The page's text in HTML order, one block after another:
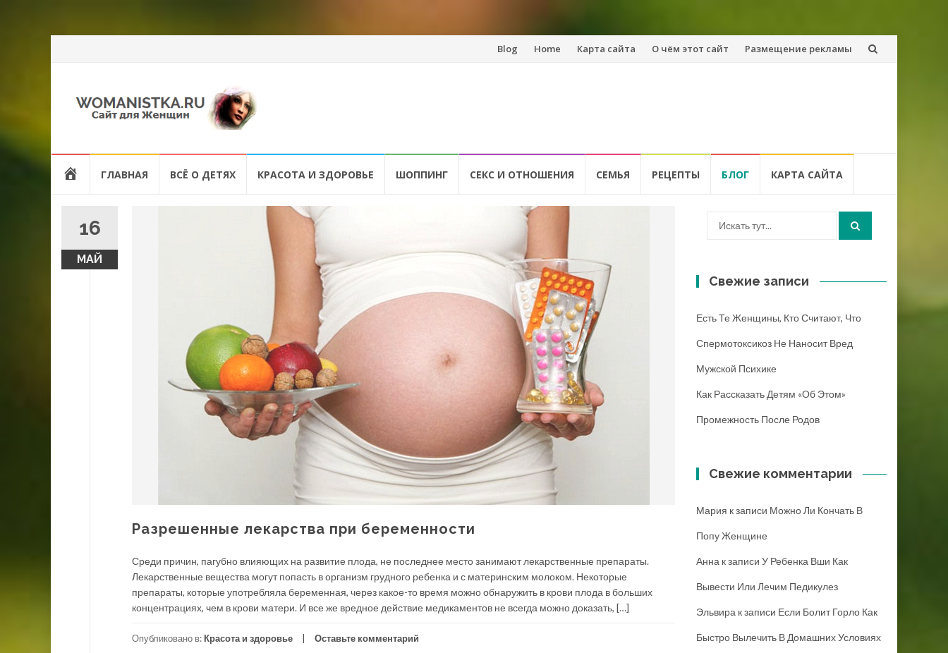
Перейти
Blog Home Карта сайта О чём этот сайт Размещение рекламы
HOMEГЛАВНАЯ ВСЁ О ДЕТЯХ КРАСОТА И ЗДОРОВЬЕ ШОППИНГ СЕКС И ОТНОШЕНИЯ СЕМЬЯ РЕЦЕПТЫ БЛОГ КАРТА САЙТА
16
МАЙ
Разрешенные лекарства при беременности
Среди причин, пагубно влияющих на развитие плода, не послед­нее место занимают лекарственные препараты.
Лекарственные вещества могут попасть в организм грудного ребенка и с материнским молоком. Некоторые
препараты, которые употребляла беременная, через какое-то время можно обнаружить в крови плода в больших
концентрациях, чем в крови матери. И все же вредное действие медикаментов не всегда можно дока­зать, […]
Опубликовано в: Красота и здоровье Оставьте комментарий
Свежие записи
Есть Те Женщины, Кто Считают, Что
Спермотоксикоз Не Наносит Вред
Мужской Психике
Как Рассказать Детям «об Этом»
Промежность После Родов
Свежие комментарии
Мария к записи Можно Ли Кончать В
Попу Женщине
Анна к записи У Ребенка Вши Как
Вывести Или Лечим Педикулез
Эльвира к записи Если Болит Горло Как
Быстро Вылечить В Домашних Условиях